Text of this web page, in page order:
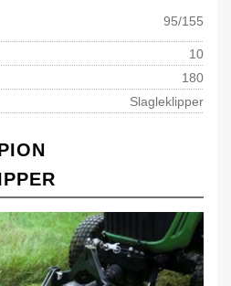
95/155
10
180
Slagleklipper